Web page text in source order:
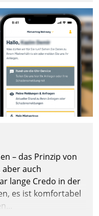
– das Prinzip von
auch
lange Credo in der
es ist komfortabel